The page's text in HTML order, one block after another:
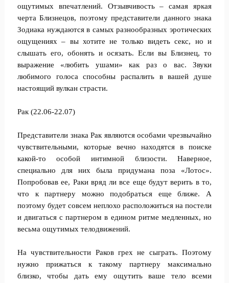
ощутимых впечатлений. Отзывчивость – самая яркая
черта Близнецов, поэтому представители данного знака
Зодиака нуждаются в самых разнообразных эротических
ощущениях – вы хотите не только видеть секс, но и
слышать его, обонять и осязать. Если вы Близнец, то
выражение «любить ушами» как раз о вас. Звуки
любимого голоса способны распалить в вашей душе
настоящий вулкан страсти.
Рак (22.06-22.07)
Представители знака Рак являются особами чрезвычайно
чувствительными, которые вечно находятся в поиске
какой-то особой интимной близости. Наверное,
специально для них была придумана поза «Лотос».
Попробовав ее, Раки вряд ли все еще будут верить в то,
что к партнеру можно подобраться еще ближе. А
поэтому будет совсем неплохо расположиться на постели
и двигаться с партнером в едином ритме медленных, но
весьма ощутимых телодвижений.
На чувствительности Раков грех не сыграть. Поэтому
нужно прижаться к такому партнеру максимально
близко, чтобы дать ему ощутить ваше тело всеми